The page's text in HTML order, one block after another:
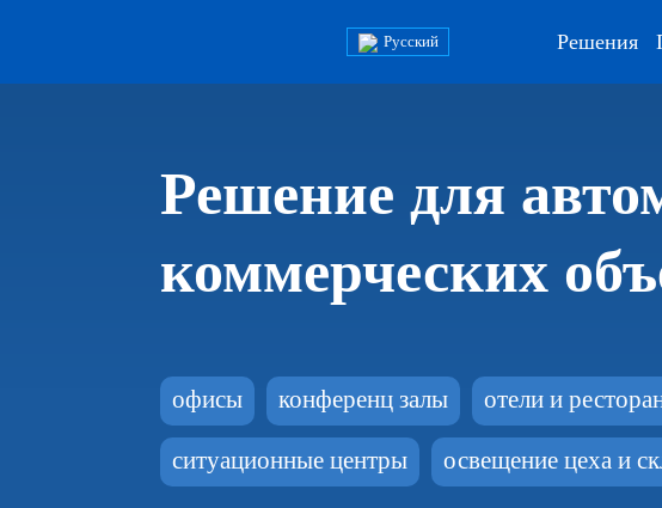
Русский Решения
Решение для
коммерческих
офисы конференц залы отели и
ситуационные центры освещение цеха и